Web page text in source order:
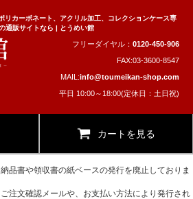
リカーボネート、アクリル加工、コレクションケース専
通販サイトなら | とうめい館
フリーダイヤル： 0120-450-906
FAX:03-3600-8547
MAIL:info@toumeikan-shop.com
平日 10:00～18:00(定休日：土日祝)
カートを見る
品書や領収書の紙ベースの発行を廃止しておりま
注文確認メールや、お支払い方法により発行され